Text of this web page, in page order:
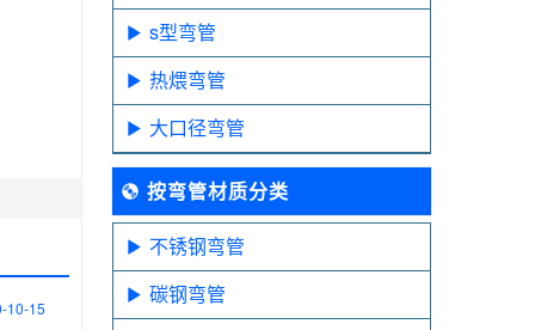
10-15
s型弯管
热煨弯管
大口径弯管
按弯管材质分类
不锈钢弯管
碳钢弯管